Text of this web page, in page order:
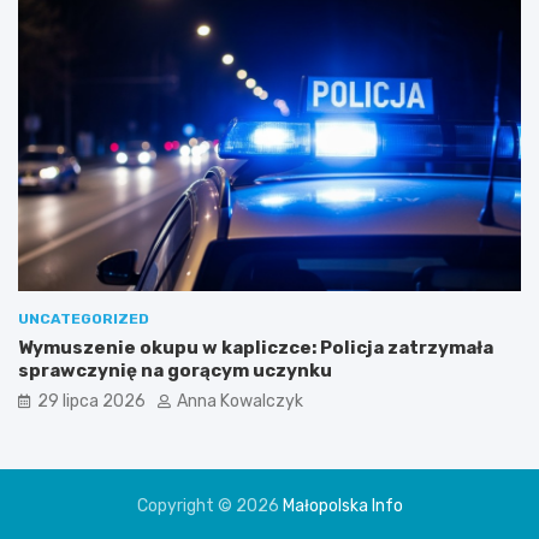
UNCATEGORIZED
Wymuszenie okupu w kapliczce: Policja zatrzymała
sprawczynię na gorącym uczynku
29 lipca 2026 Anna Kowalczyk
Copyright © 2026 Małopolska Info